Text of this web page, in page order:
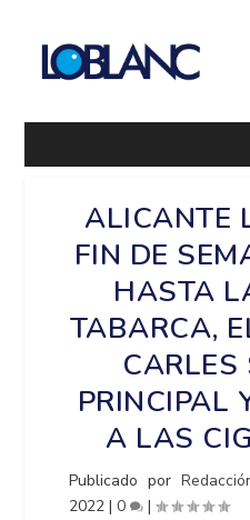
ALICANTE
FIN DE
HASTA
TABARCA,
PRINCIPAL
A LAS
Publicado por
2022 |0 |